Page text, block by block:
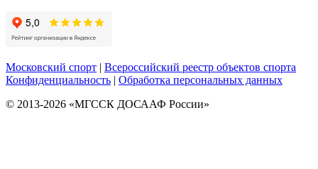
Московский спорт | Всероссийский реестр объектов спорта
Конфиденциальность | Обработка персональных данных
© 2013-2026 «МГССК ДОСААФ России»